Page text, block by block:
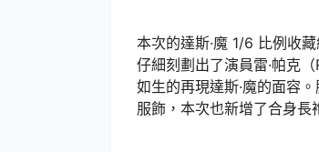
本次的達斯·魔 1/6 比例收
仔細刻劃出了演員雷·帕克
如生的再現達斯·魔的面容
服飾，本次也新增了合身長